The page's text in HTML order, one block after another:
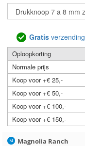
Gratis verzending
Oploopkorting
Normale prijs
Koop voor +€ 25,-
Koop voor +€ 50,-
Koop voor +€ 100,-
Koop voor +€ 150,-
Hilde uit Loyers